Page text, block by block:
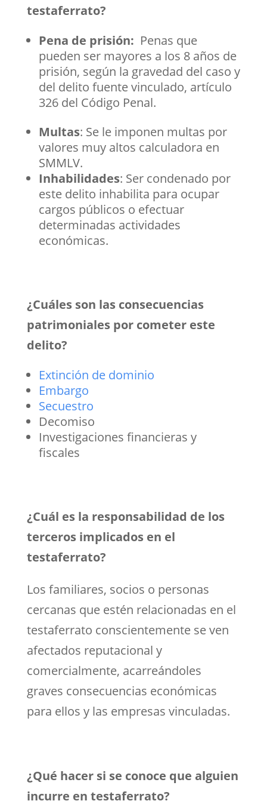
testaferrato?
Pena de prisión: Penas que
pueden ser mayores a los 8 años de
prisión, según la gravedad del caso y
del delito fuente vinculado, artículo
326 del Código Penal.
Multas: Se le imponen multas por
valores muy altos calculadora en
SMMLV.
Inhabilidades: Ser condenado por
este delito inhabilita para ocupar
cargos públicos o efectuar
determinadas actividades
económicas.
¿Cuáles son las consecuencias
patrimoniales por cometer este
delito?
Extinción de dominio
Embargo
Secuestro
Decomiso
Investigaciones financieras y
fiscales
¿Cuál es la responsabilidad de los
terceros implicados en el
testaferrato?
Los familiares, socios o personas
cercanas que estén relacionadas en el
testaferrato conscientemente se ven
afectados reputacional y
comercialmente, acarreándoles
graves consecuencias económicas
para ellos y las empresas vinculadas.
¿Qué hacer si se conoce que alguien
incurre en testaferrato?